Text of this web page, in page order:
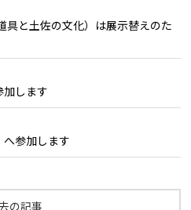
と土佐の文化）は展示替えのた
します
参加します
の記事